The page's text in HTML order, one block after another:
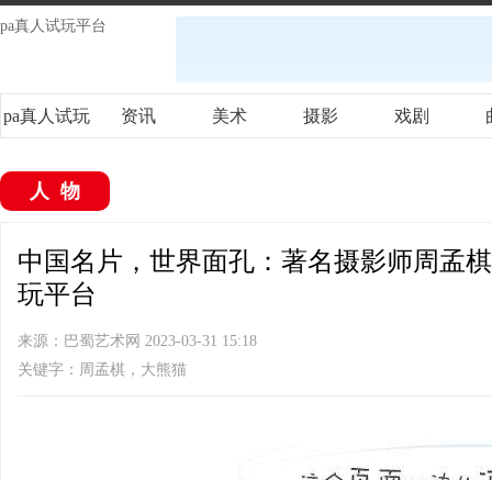
pa真人试玩平台
pa真人试玩 资讯 美术 摄影 戏剧
人物
中国名片，世界面孔：著名摄影师周孟
玩平台
来源：巴蜀艺术网 2023-03-31 15:18
关键字：周孟棋，大熊猫